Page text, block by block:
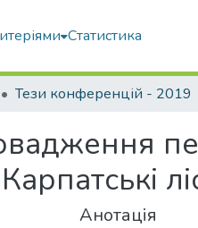
Статистика
Тези конференцій - 2019
Анотація